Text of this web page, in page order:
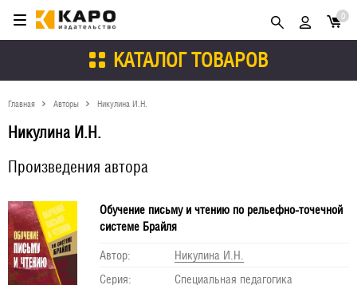
КАТАЛОГ ТОВАРОВ
0
Главная Авторы Никулина И.Н.
Никулина И.Н.
Произведения автора
Обучение письму и чтению по рельефно-точечной
системе Брайля
Автор:
Никулина И.Н.
Серия:
Специальная педагогика